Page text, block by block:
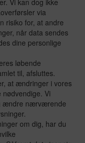
Vi kan dog ikke
via
risiko for, at andre
når data sendes
dine personlige
løbende
til, afsluttes.
at ændringer i vores
Vi
ændre nærværende
om dig, har du
Management
policy
på websitet,
analyser.
så
netværks- og
antal sider.